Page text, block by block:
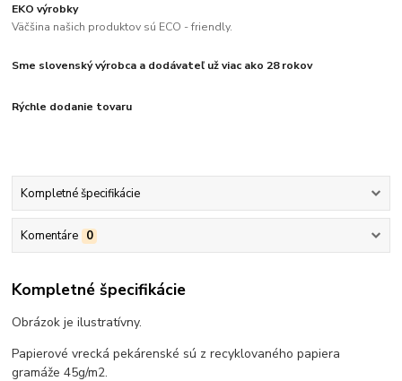
EKO výrobky
Väčšina našich produktov sú ECO - friendly.
Sme slovenský výrobca a dodávateľ už viac ako 28 rokov
Rýchle dodanie tovaru
Kompletné špecifikácie
Komentáre 0
Kompletné špecifikácie
Obrázok je ilustratívny.
Papierové vrecká pekárenské sú z recyklovaného papiera
gramáže 45g/m2.